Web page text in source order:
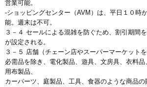
営業可能。
-ショッピングセンター（AVM）は、平日１０時
能。週末は不可。
３－４ セールによる混雑を防ぐため、割引期間
が設定される。
３－５ 店舗（チェーン店やスーパーマーケット
必需品を除き、電化製品、遊具、文房具、衣料
用布製品、
カーパーツ、庭製品、工具、食器のような商品